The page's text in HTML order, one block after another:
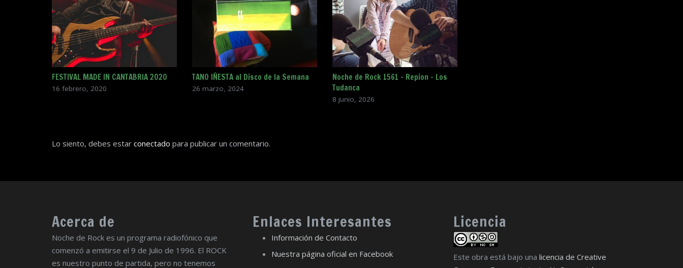
FESTIVAL MADE IN CANTABRIA 2020
16 febrero, 2020
TANO IÑESTA al Disco de la Semana
26 marzo, 2024
Noche de Rock 1561 – Repion – Los
Tudanca
8 junio, 2026
Lo siento, debes estar conectado para publicar un comentario.
Acerca de
Noche de Rock es un programa radiofónico que
comenzó a emitirse el 9 de Julio de 1996. El ROCK
es nuestro punto de partida, pero no tenemos
Enlaces Interesantes
Información de Contacto
Nuestra página oficial en Facebook
Licencia
Este obra está bajo una licencia de Creative